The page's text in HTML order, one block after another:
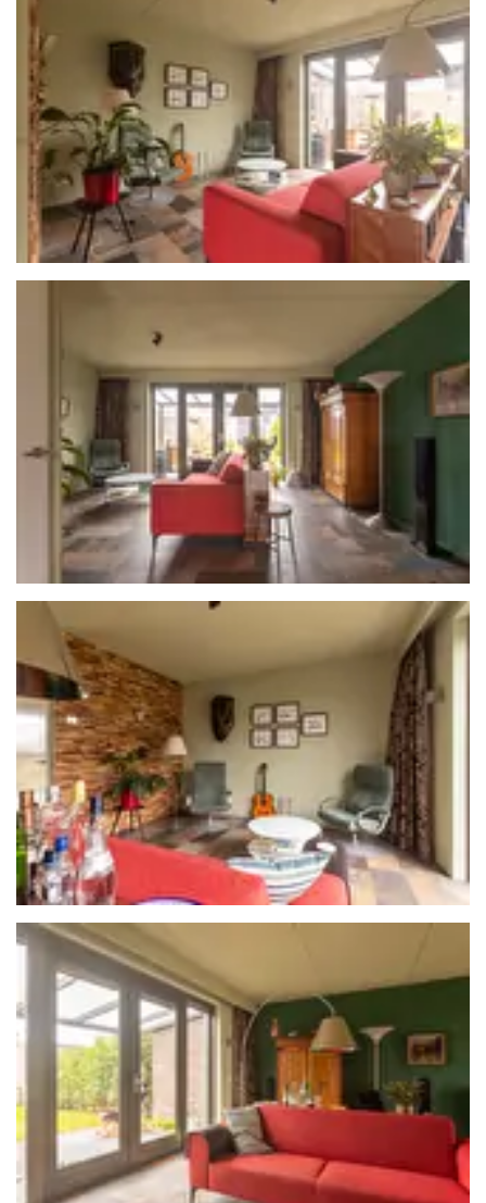
album
overslaan